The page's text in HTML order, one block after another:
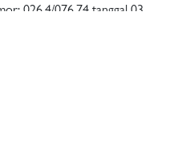
026.4/076.74 tanggal 03
Kualifikasi Nomor: